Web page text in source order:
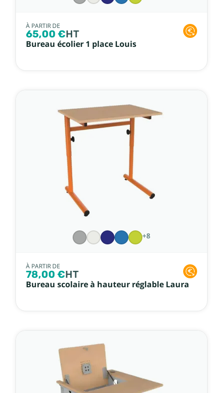
À PARTIR DE
65,00 €HT
Bureau écolier 1 place Louis
+8
À PARTIR DE
78,00 €HT
Bureau scolaire à hauteur réglable Laura